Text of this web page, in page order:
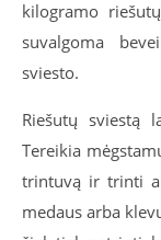
kilogramo
suvalgoma
sviesto.
Riešutų sviestą
Tereikia
trintuvą ir trinti
medaus arba